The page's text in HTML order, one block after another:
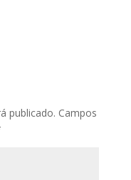
publicado. Campos